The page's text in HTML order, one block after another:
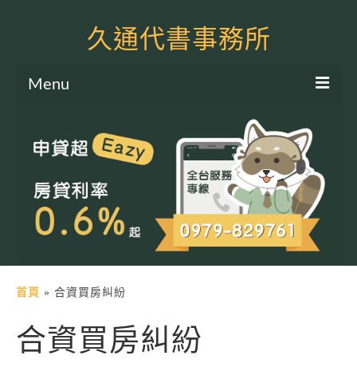
久通代書事務所
Menu
土地二胎申貸
房屋二胎申貸
軍公教貸款
土地貸款
房屋貸款
信用貸款
首頁 » 合資買房糾紛
合資買房糾紛